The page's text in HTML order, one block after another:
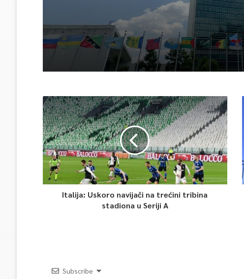
Italija: Uskoro navijači na trećini tribina
stadiona u Seriji A
Subscribe